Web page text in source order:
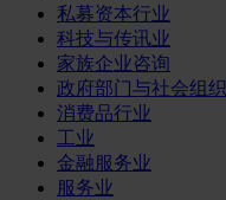
私募资本行业
科技与传讯业
家族企业咨询
政府部门与社会组织
消费品行业
工业
金融服务业
服务业